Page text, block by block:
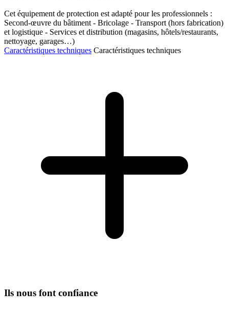
Cet équipement de protection est adapté pour les professionnels :
Second-œuvre du bâtiment - Bricolage - Transport (hors fabrication)
et logistique - Services et distribution (magasins, hôtels/restaurants,
nettoyage, garages…)
Caractéristiques techniques Caractéristiques techniques
Ils nous font confiance